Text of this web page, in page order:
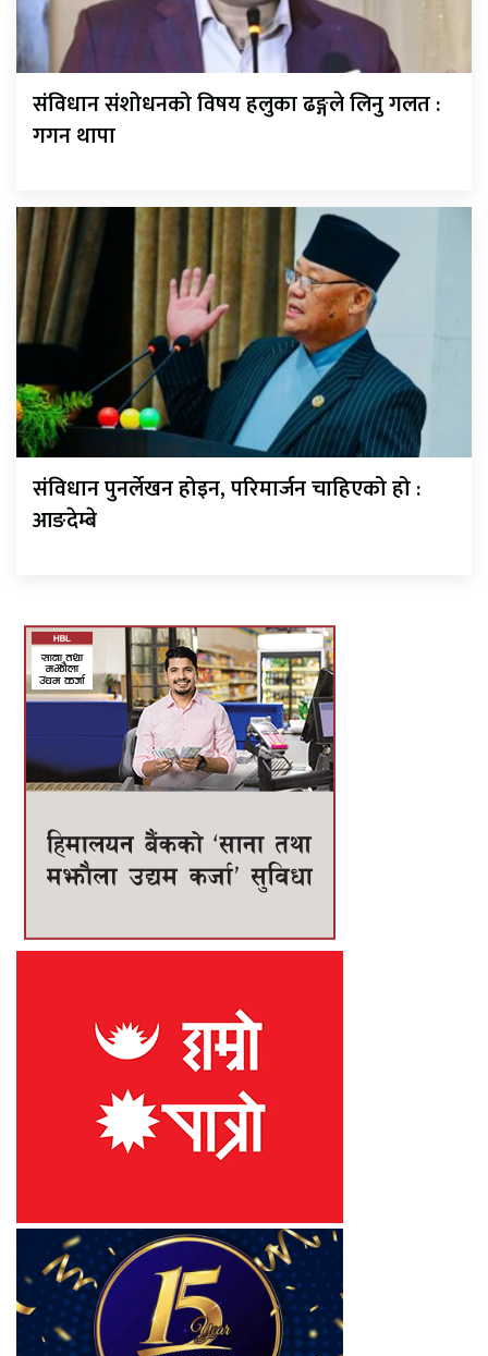
संविधान संशोधनको विषय हलुका ढङ्गले लिनु गलत :
गगन थापा
संविधान पुनर्लेखन होइन, परिमार्जन चाहिएको हो :
आङदेम्बे